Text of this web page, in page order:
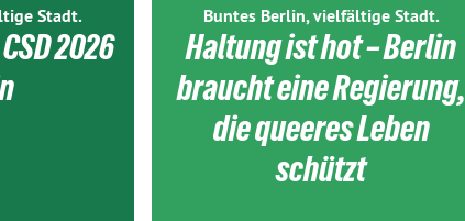
Stadt.
2026
Buntes Berlin, vielfältige Stadt.
Haltung ist hot – Berlin
braucht eine Regierung,
die queeres Leben
schützt